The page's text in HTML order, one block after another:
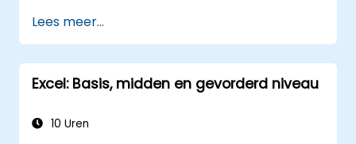
opmaak bij data-analyse.
Pivot-tables en grafieken creëren en
beheren om gegevens visueel weer te
geven.
Power Pivot inzetten bij
Lees meer...
Excel: Basis, midden en gevorderd niveau
10 Uren